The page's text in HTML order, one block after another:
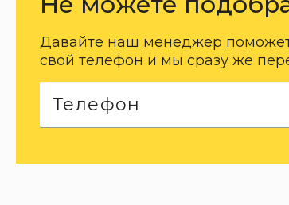
Давайте наш менеджер
свой телефон и мы сразу же